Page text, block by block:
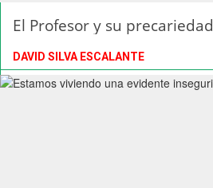
El Profesor y su precariedad
DAVID SILVA ESCALANTE